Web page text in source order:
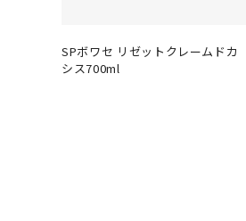
SPボワセ リゼットクレームドカ
シス700ml